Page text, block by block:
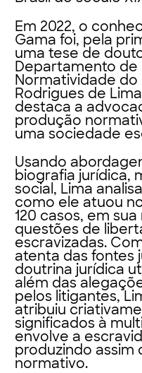
Em 2022, o
Gama foi, pela
uma tese de
Departamento de
Normatividade do
Rodrigues de
destaca a
produção
uma sociedade
Usando
biografia jurídica,
social, Lima
como ele atuou
120 casos, em
questões de
escravizadas.
atenta das fontes
doutrina jurídica
além das
pelos litigantes,
atribuiu
significados à
envolve a
produzindo assim
normativo.